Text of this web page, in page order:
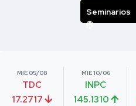
Seminarios
MIE 05/08
TDC
17.2717
MIE 10/06
INPC
145.1310